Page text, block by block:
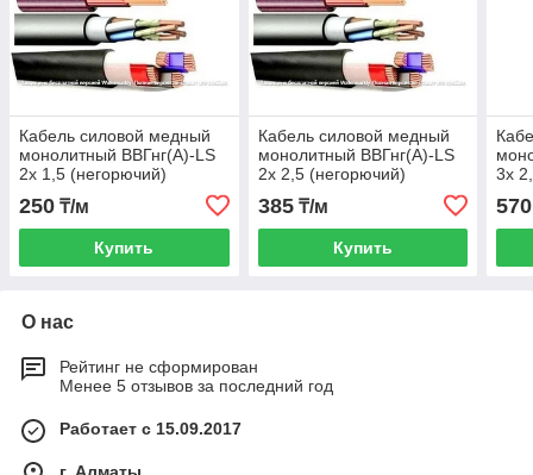
Кабель силовой медный
монолитный ВВГнг(А)-LS
2х 1,5 (негорючий)
250 ₸/м
Купить
Кабель силовой медный
монолитный ВВГнг(А)-LS
2х 2,5 (негорючий)
385₸/м
Купить
3х
570
О нас
Рейтинг не сформирован
Менее 5 отзывов за последний год
Работает с 15.09.2017